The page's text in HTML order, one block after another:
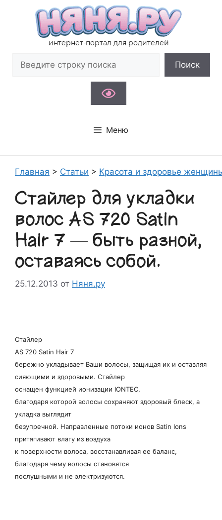
содержимому
интернет-портал для родителей
Поиск
Меню
Главная > Статьи > Красота и здоровье
Стайлер для укладки
волос AS 720 Satin
Hair 7 — быть разной,
оставаясь собой.
25.12.2013 от Няня.ру
Стайлер
AS 720 Satin Hair 7
бережно укладывает Ваши волосы, защищая их и оставляя
сияющими и здоровыми. Стайлер
оснащен функцией ионизации IONTEC,
благодаря которой волосы сохраняют здоровый блеск, а
укладка выглядит
безупречной. Направленные потоки ионов Satin Ions
притягивают влагу из воздуха
к поверхности волоса, восстанавливая ее баланс,
благодаря чему волосы становятся
послушными и не электризуются.